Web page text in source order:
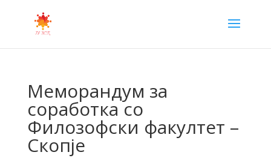
Меморандум за
соработка со
Филозофски факултет –
Скопје